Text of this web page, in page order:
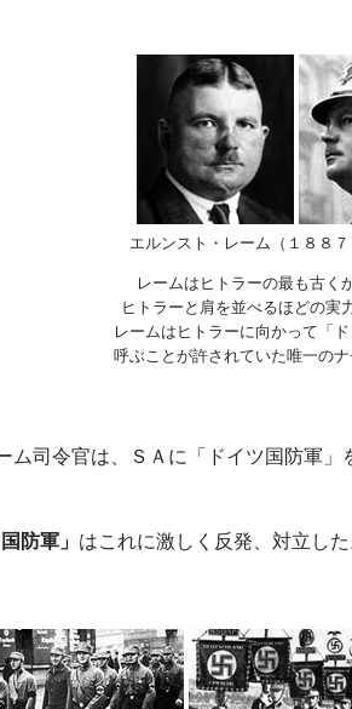
エルンスト・レーム（１８８
レームはヒトラーの最も古く
ヒトラーと肩を並べるほどの実
レームはヒトラーに向かって「
呼ぶことが許されていた唯一の
ム司令官は、ＳＡに「ドイツ国防軍」
防軍」 はこれに激しく反発、対立し